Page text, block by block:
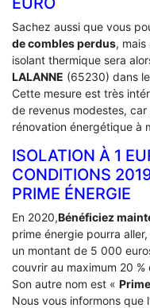
Sachez aussi que vous
de combles perdus,
isolant thermique sera
LALANNE (65230) dans le
Cette mesure est très
de revenus modestes,
rénovation énergétique à
ISOLATION À 1
CONDITIONS
PRIME ÉNERGIE
En 2020,Bénéficiez
prime énergie pourra aller,
un montant de 5 000
couvrir au maximum 20
Son autre nom est «
Nous vous informons que l